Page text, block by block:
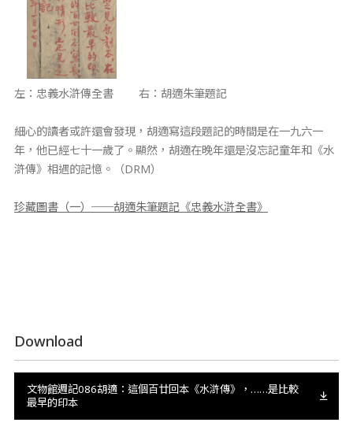
左：忠義水滸傳全書 右：胡適朱筆題記
細心的讀者或許還會發現，胡適寫這段題記的時間是在一九六一
年，他已經七十一歲了。顯然，胡適在晚年還是沒忘記童年和《水
滸傳》相遇的記憶。（DRM）
珍藏圖書（一）──胡適朱筆題記《忠義水滸全書》
Download
文物館週記086胡適：這個百廿回本《水滸傳》，……是比較
最早的印本